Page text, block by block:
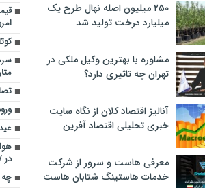
۲۵۰ میلیون اصله نهال طرح یک
میلیارد درخت تولید شد
مشاوره با بهترین وکیل ملکی در
تهران چه تاثیری دارد؟
آنالیز اقتصاد کلان از نگاه سایت
خبری تحلیلی اقتصاد آفرین
معرفی هاست و سرور از شرکت
خدمات هاستینگ شتابان هاست
امروز
عیدی ۲۲
در ۷ استان